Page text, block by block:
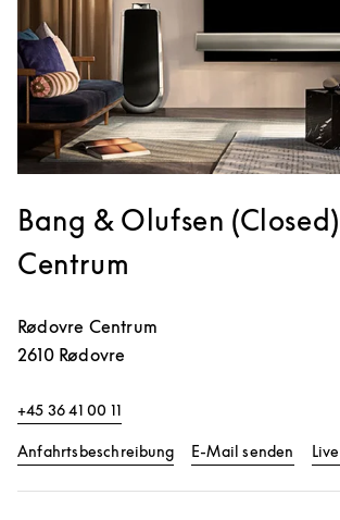
Bang & Olufsen
Centrum
Rødovre Centrum
2610 Rødovre
+45 36 41 00 11
AnfahrtsbeschreibungLink Opens in New Tab
E-Mail senden